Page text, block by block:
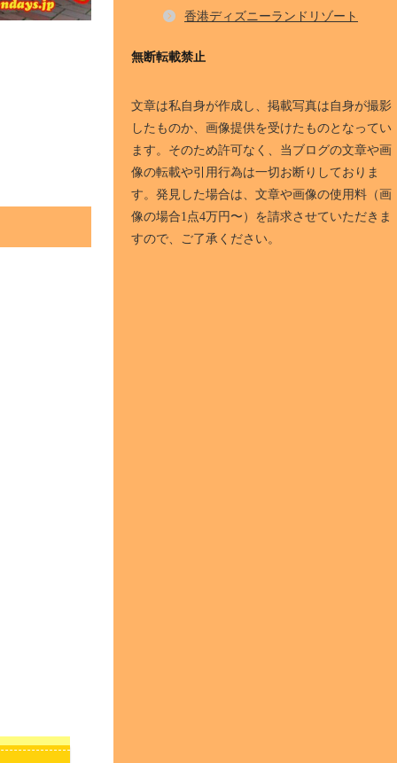
香港ディズニーランドリゾート
無断転載禁止
文章は私自身が作成し、掲載写真は自身が撮影
したものか、画像提供を受けたものとなってい
ます。そのため許可なく、当ブログの文章や画
像の転載や引用行為は一切お断りしておりま
す。発見した場合は、文章や画像の使用料（画
像の場合1点4万円〜）を請求させていただきま
すので、ご了承ください。